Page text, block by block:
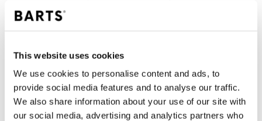
This website uses cookies
We use cookies to personalise content and ads, to
provide social media features and to analyse our traffic.
We also share information about your use of our site with
our social media, advertising and analytics partners who